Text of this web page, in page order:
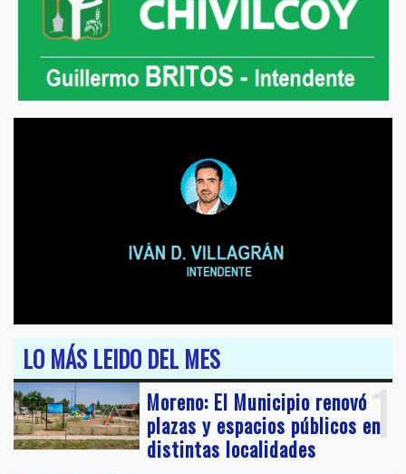
LO MÁS LEIDO DEL MES
1
Moreno: El Municipio renovó
plazas y espacios públicos en
distintas localidades